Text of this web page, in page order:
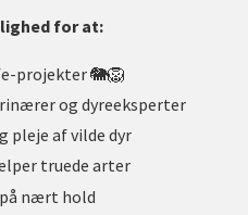
for at:
projekter 🐘🦁
og dyreeksperter
pleje af vilde dyr
truede arter
nært hold